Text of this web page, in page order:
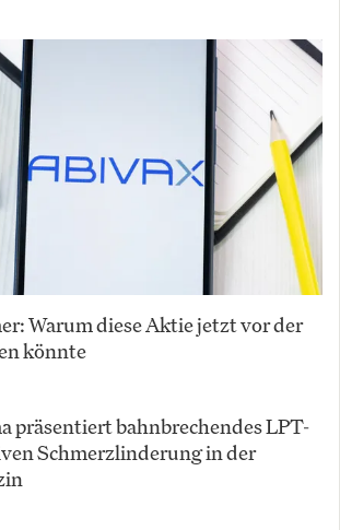
Warum diese Aktie jetzt vor der
könnte
präsentiert bahnbrechendes LPT-
Schmerzlinderung in der